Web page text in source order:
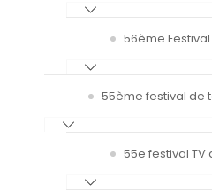
56ème
55ème festival de
55e festival TV